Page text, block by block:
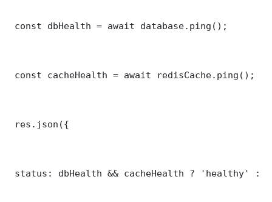
const dbHealth = await database.ping();
const cacheHealth = await redisCache.ping();
res.json({
status: dbHealth && cacheHealth ? 'healthy' :